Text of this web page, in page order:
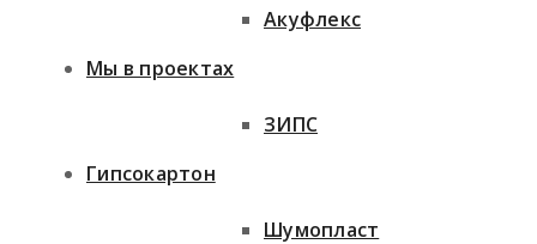
Мы в проектах
Гипсокартон
Акуфлекс
ЗИПС
Шумопласт